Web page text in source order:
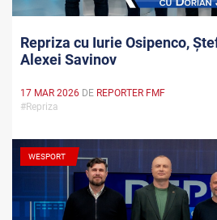
Repriza cu Iurie Osipenco,
Alexei Savinov
17 MAR 2026 DE REPORTER FMF
#Repriza
WESPORT